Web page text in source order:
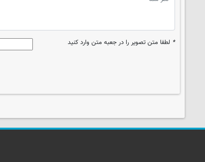
* لطفا متن تصویر را در جعبه متن وارد کنید